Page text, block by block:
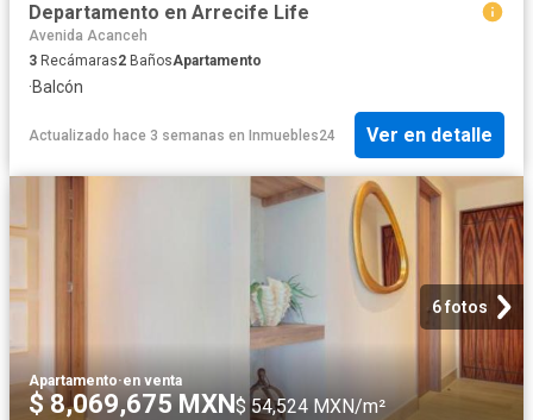
Departamento en Arrecife Life
Avenida Acanceh
3 Recámaras2 BañosApartamento
·Balcón
Actualizado hace 3 semanas en Inmuebles24 Ver en detalle
6 fotos
Apartamento·en venta
$ 8,069,675 MXN$ 54,524 MXN/m²